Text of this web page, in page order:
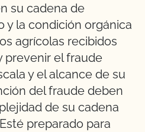
su cadena de
y la condición orgánica
agrícolas recibidos
prevenir el fraude
y el alcance de su
del fraude deben
de su cadena
preparado para